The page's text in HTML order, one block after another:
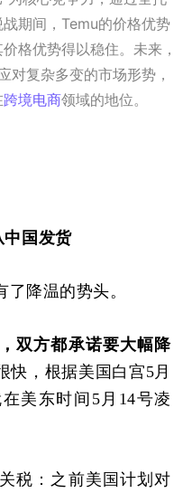
战期间，Temu的价格优势
格优势得以稳住。未来，
对复杂多变的市场形势，
跨境电商领域的地位。
国发货
降温的势头。
双方都承诺要大幅降
快，根据美国白宫5月
美东时间5月14号凌
税：之前美国计划对